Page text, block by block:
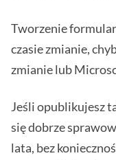
Tworzenie
czasie zmianie,
zmianie lub
Jeśli opublikujesz
się dobrze
lata, bez